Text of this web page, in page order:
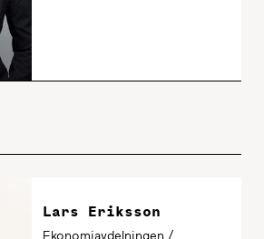
Lars Eriksson
Ekonomiavdelningen /